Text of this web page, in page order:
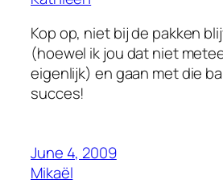
Kop op, niet bij de pakken
(hoewel ik jou dat niet
eigenlijk) en gaan met die
succes!
June 4, 2009
Mikaël